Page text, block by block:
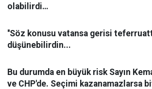
olabilirdi…
''Söz konusu vatansa gerisi
düşünebilirdin...
Bu durumda en büyük risk Sayın
ve CHP'de. Seçimi kazanamazlarsa